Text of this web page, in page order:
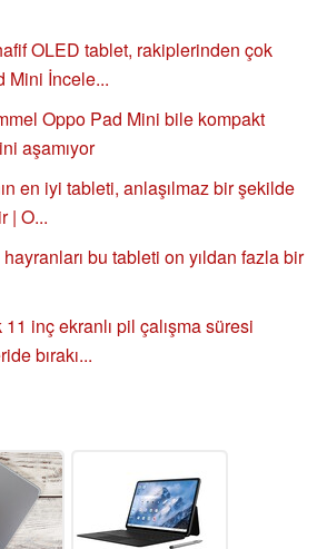
OLED tablet, rakiplerinden çok
Mini İncele...
Oppo Pad Mini bile kompakt
aşamıyor
en iyi tableti, anlaşılmaz bir şekilde
| O...
bu tableti on yıldan fazla bir
11 inç ekranlı pil çalışma süresi
bırakı...